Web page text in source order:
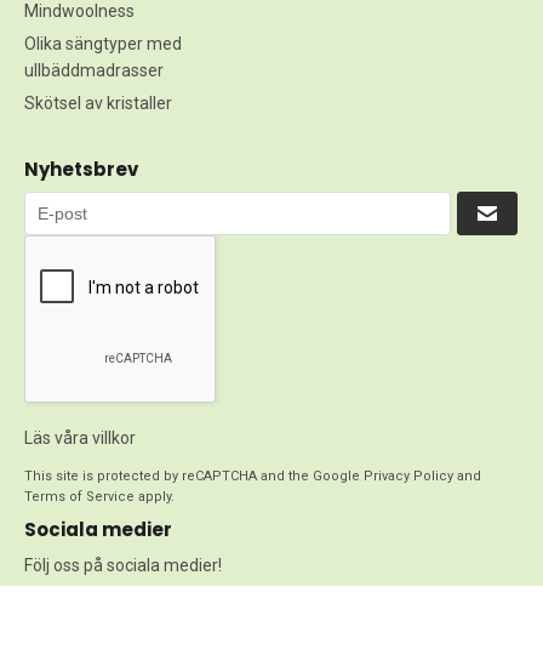
Mindwoolness
Olika sängtyper med
ullbäddmadrasser
Skötsel av kristaller
Nyhetsbrev
Läs våra villkor
This site is protected by reCAPTCHA and the Google Privacy Policy and
Terms of Service apply.
Sociala medier
Följ oss på sociala medier!